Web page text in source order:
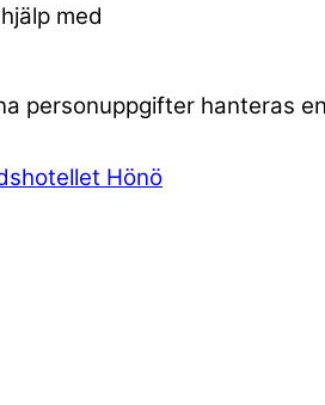
med
personuppgifter hanteras
Hönö